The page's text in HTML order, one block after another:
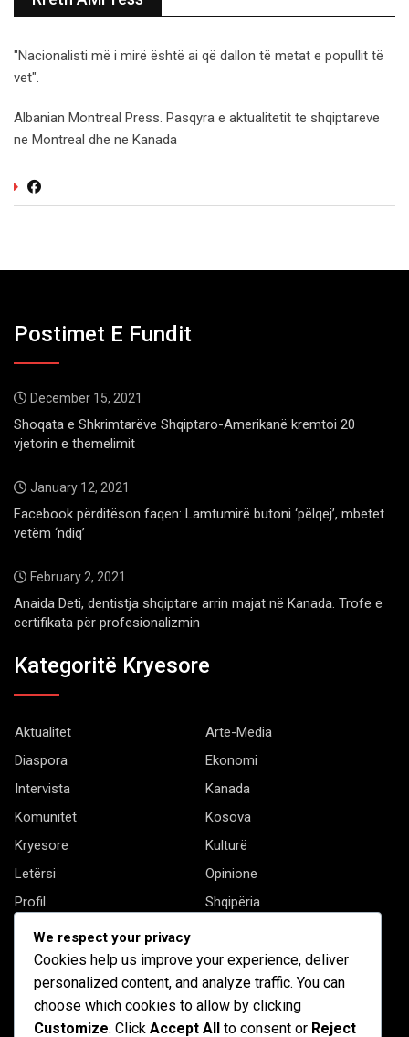
"Nacionalisti më i mirë është ai që dallon të metat e popullit të
vet".
Albanian Montreal Press. Pasqyra e aktualitetit te shqiptareve
ne Montreal dhe ne Kanada
Postimet E Fundit
December 15, 2021
Shoqata e Shkrimtarëve Shqiptaro-Amerikanë kremtoi 20
vjetorin e themelimit
January 12, 2021
Facebook përditëson faqen: Lamtumirë butoni ‘pëlqej’, mbetet
vetëm ‘ndiq’
February 2, 2021
Anaida Deti, dentistja shqiptare arrin majat në Kanada. Trofe e
certifikata për profesionalizmin
Kategoritë Kryesore
Aktualitet
Arte-Media
Diaspora
Ekonomi
Intervista
Kanada
Komunitet
Kosova
Kryesore
Kulturë
Letërsi
Opinione
Profil
Shqipëria
Shqiptarët në biznes
Të tjera
We respect your privacy
Cookies help us improve your experience, deliver
personalized content, and analyze traffic. You can
choose which cookies to allow by clicking
Customize. Click Accept All to consent or Reject